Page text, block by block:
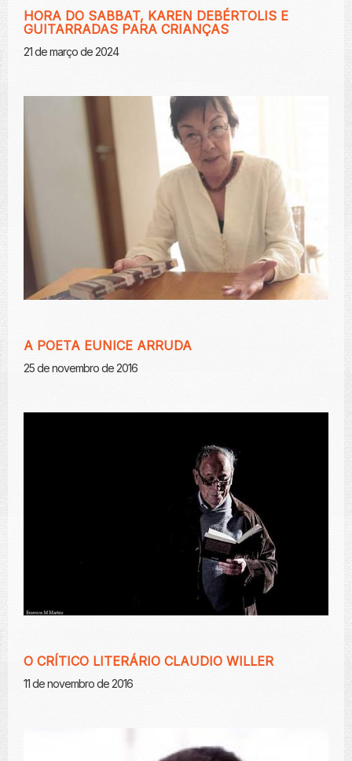
HORA DO SABBAT, KAREN DEBÉRTOLIS E
GUITARRADAS PARA CRIANÇAS
21 de março de 2024
A POETA EUNICE ARRUDA
25 de novembro de 2016
O CRÍTICO LITERÁRIO CLAUDIO WILLER
11 de novembro de 2016